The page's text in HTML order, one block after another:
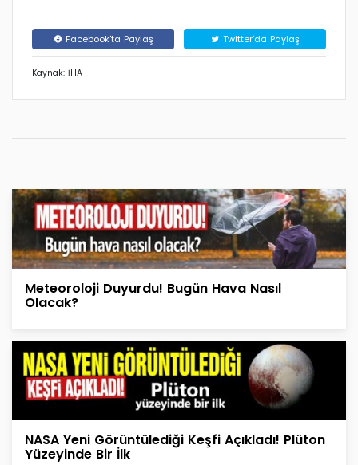
Facebook'ta Paylaş Twitter'da Paylaş
Kaynak: İHA
Meteoroloji Duyurdu! Bugün Hava Nasıl
Olacak?
NASA Yeni Görüntülediği Keşfi Açıkladı! Plüton
Yüzeyinde Bir İlk